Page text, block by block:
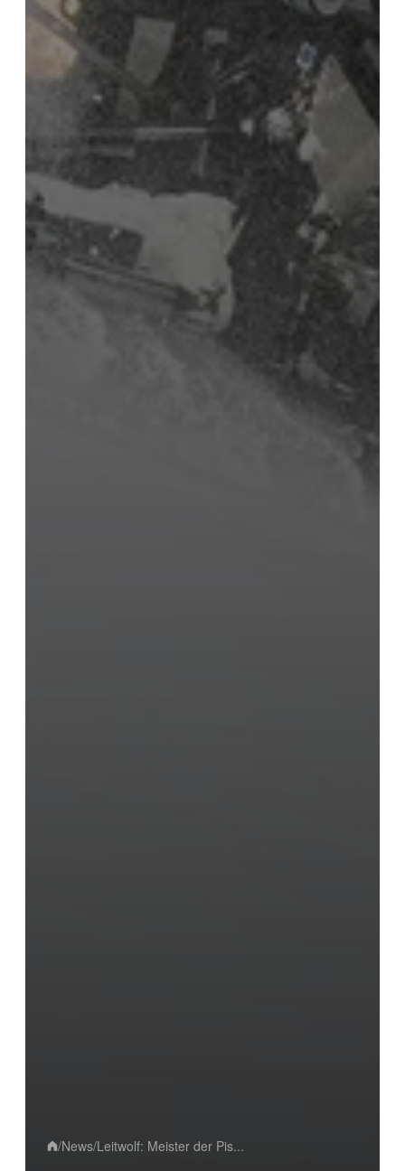
/News/Leitwolf: Meister der Pis...